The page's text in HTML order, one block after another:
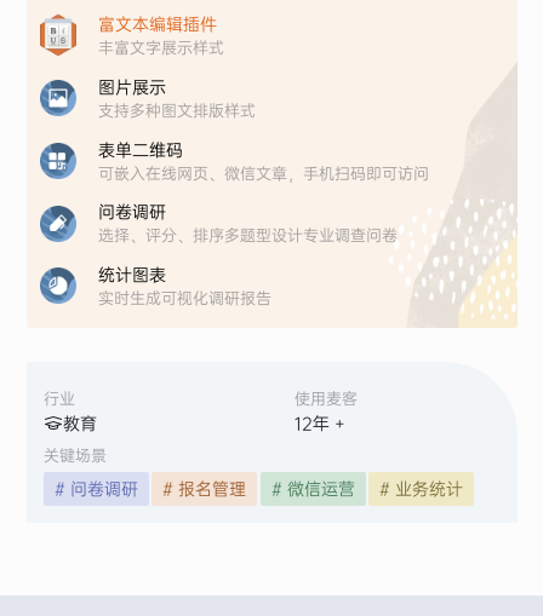
行业
教育
使用麦客
12年 +
关键场景
# 问卷调研 # 报名管理 # 微信运营 # 业务统计
富文本编辑插件
丰富文字展示样式
图片展示
支持多种图文排版样式
表单二维码
可嵌入在线网页、微信文章，手机扫码即可访问
问卷调研
选择、评分、排序多题型设计专业调查问卷
统计图表
实时生成可视化调研报告